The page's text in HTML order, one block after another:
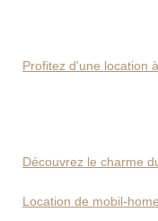
Profitez d'une location
Découvrez le charme
Location de mobil-home